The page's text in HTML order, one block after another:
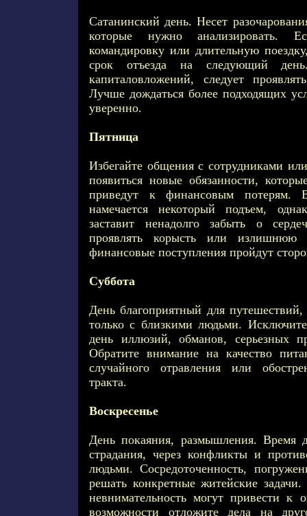
Сатанинский день. Несет
которые нужно анализировать.
командировку или длительную
срок отъезда на следующий
капиталовложений, следует
Лучше дождаться более подходящих
уверенно.
Пятница
Избегайте общения с сотрудниками
появиться новые обязанности,
приведут к финансовым потерям.
намечается некоторый подъем,
заставит ненадолго забыть о
проявлять корысть или излишнюю
финансовые поступления пройдут
Суббота
День благоприятный для
только с близкими людьми.
день иллюзий, обманов, серьезных
Обратите внимание на качество
случайного отравления или
тракта.
Воскресенье
День покаяния, размышления. Время
страдания, через конфликты и
людьми. Сосредоточенность,
решать конкретные житейские задачи.
невнимательность могут привести
возможности отложите дела на